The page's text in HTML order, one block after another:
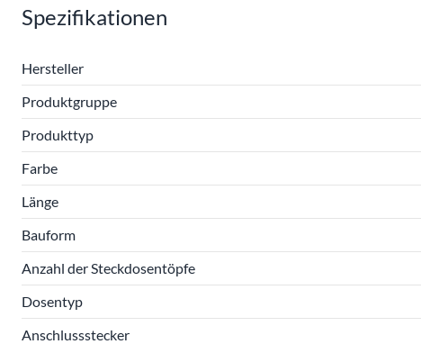
Spezifikationen
Hersteller
Produktgruppe
Produkttyp
Farbe
Länge
Bauform
Anzahl der Steckdosentöpfe
Dosentyp
Anschlussstecker